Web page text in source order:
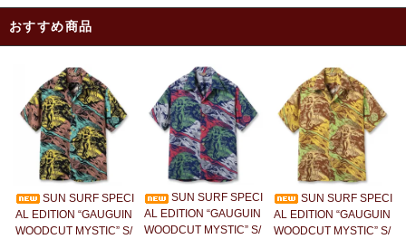
おすすめ商品
SUN SURF SPECI
AL EDITION “GAUGUIN
WOODCUT MYSTIC” S/
SUN SURF SPECI
AL EDITION “GAUGUIN
WOODCUT MYSTIC” S/
SUN SURF SPECI
AL EDITION “GAUGUIN
WOODCUT MYSTIC” S/